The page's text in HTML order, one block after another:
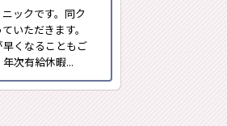
ックです。同ク
いただきます。
くなることもご
次有給休暇...